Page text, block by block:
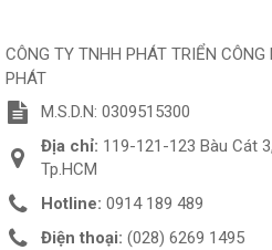
CÔNG TY TNHH PHÁT TRIỂN
PHÁT
M.S.D.N: 0309515300
Địa chỉ: 119-121-123 Bàu Cát
Tp.HCM
Hotline: 0914 189 489
Điện thoại: (028) 6269 1495